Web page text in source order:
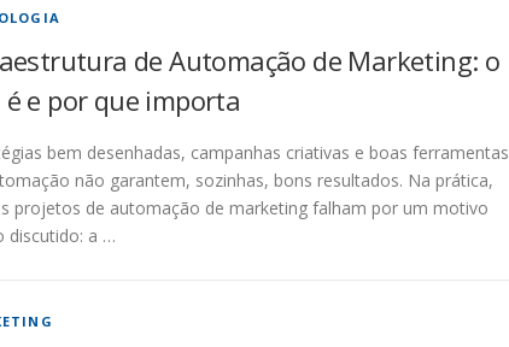
de Automação de Marketing: o
é e por que importa
bem desenhadas, campanhas criativas e boas ferramentas
não garantem, sozinhas, bons resultados. Na prática,
projetos de automação de marketing falham por um motivo
discutido: a …